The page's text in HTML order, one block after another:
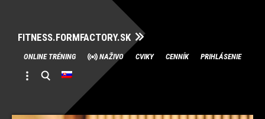
FITNESS.FORMFACTORY.SK
Skip
to
content
ONLINE TRÉNING NAŽIVO CVIKY CENNÍK PRIHLÁSENIE